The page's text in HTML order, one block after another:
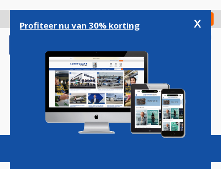
gaan
Check in
Magazine Podcasts Vacatures
Profiteer nu van 30% korting x